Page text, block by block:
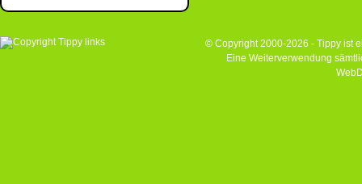
© Copyright 2000-2026 - Tippy ist
Eine Weiterverwendung